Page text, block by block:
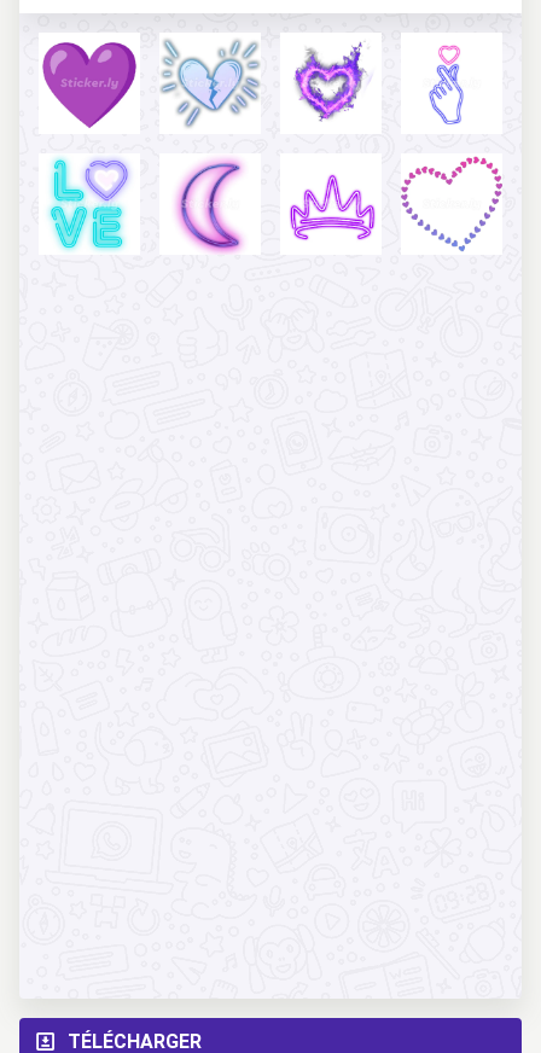
TÉLÉCHARGER